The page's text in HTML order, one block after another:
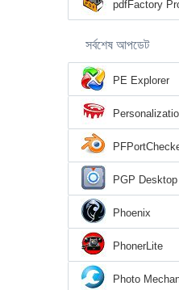
pdfFactory
সর্বশেষ আপডেট
PE Explorer
PGP Desktop
Phoenix
PhonerLite
Photo